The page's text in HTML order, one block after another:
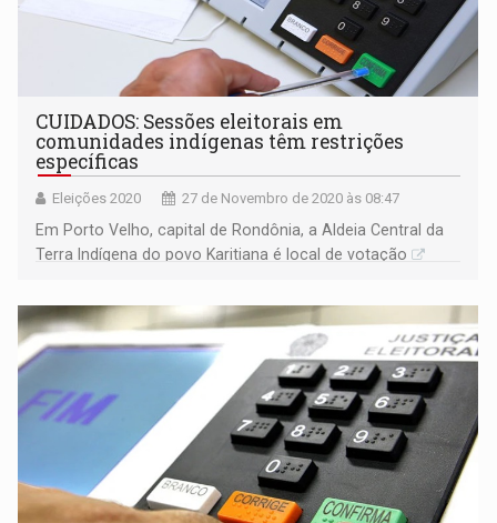
CUIDADOS: Sessões eleitorais em
comunidades indígenas têm restrições
específicas
Eleições 2020 27 de Novembro de 2020 às 08:47
Em Porto Velho, capital de Rondônia, a Aldeia Central da
Terra Indígena do povo Karitiana é local de votação